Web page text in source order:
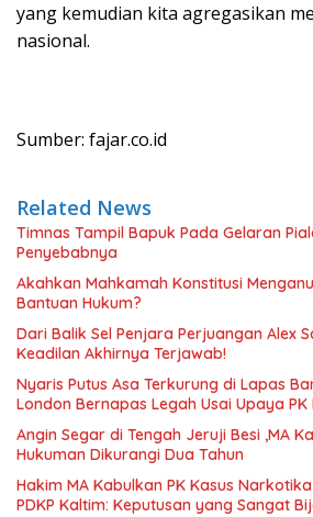
yang kemudian kita agregasikan
nasional.
Sumber: fajar.co.id
Related News
Timnas Tampil Bapuk Pada Gelaran
Penyebabnya
Akahkan Mahkamah Konstitusi
Bantuan Hukum?
Dari Balik Sel Penjara Perjuangan Alex
Keadilan Akhirnya Terjawab!
Nyaris Putus Asa Terkurung di Lapas
London Bernapas Legah Usai Upaya
Angin Segar di Tengah Jeruji Besi ,MA
Hukuman Dikurangi Dua Tahun
Hakim MA Kabulkan PK Kasus
PDKP Kaltim: Keputusan yang Sangat